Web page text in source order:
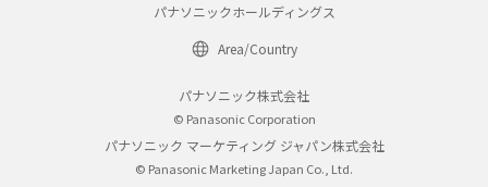
パナソニックホールディングス
Area/Country
パナソニック株式会社
© Panasonic Corporation
パナソニック マーケティング ジャパン株式会社
© Panasonic Marketing Japan Co., Ltd.